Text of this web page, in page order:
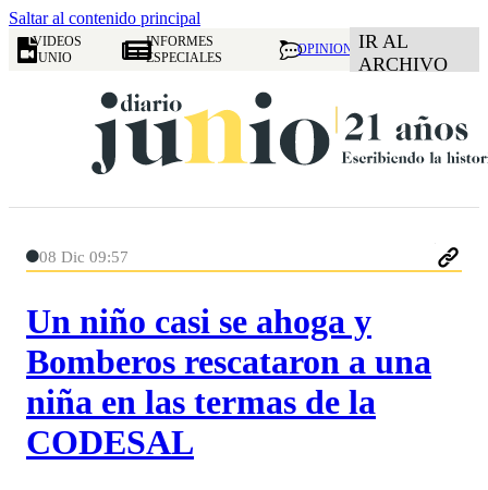
Saltar al contenido principal
VIDEOS
JUNIO
INFORMES
ESPECIALES
OPINION IR AL
ARCHIVO
08 Dic 09:57
Un niño casi se ahoga y
Bomberos rescataron a una
niña en las termas de la
CODESAL